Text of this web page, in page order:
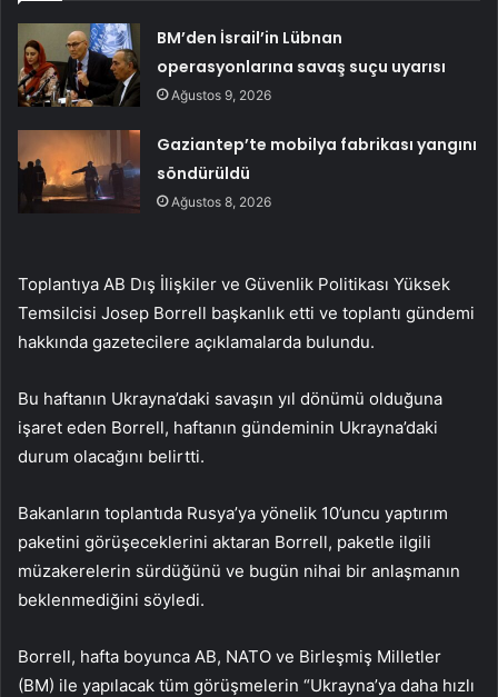
BM’den İsrail’in Lübnan
operasyonlarına savaş suçu uyarısı
Ağustos 9, 2026
Gaziantep’te mobilya fabrikası yangını
söndürüldü
Ağustos 8, 2026
Toplantıya AB Dış İlişkiler ve Güvenlik Politikası Yüksek
Temsilcisi Josep Borrell başkanlık etti ve toplantı gündemi
hakkında gazetecilere açıklamalarda bulundu.
Bu haftanın Ukrayna’daki savaşın yıl dönümü olduğuna
işaret eden Borrell, haftanın gündeminin Ukrayna’daki
durum olacağını belirtti.
Bakanların toplantıda Rusya’ya yönelik 10’uncu yaptırım
paketini görüşeceklerini aktaran Borrell, paketle ilgili
müzakerelerin sürdüğünü ve bugün nihai bir anlaşmanın
beklenmediğini söyledi.
Borrell, hafta boyunca AB, NATO ve Birleşmiş Milletler
(BM) ile yapılacak tüm görüşmelerin “Ukrayna’ya daha hızlı